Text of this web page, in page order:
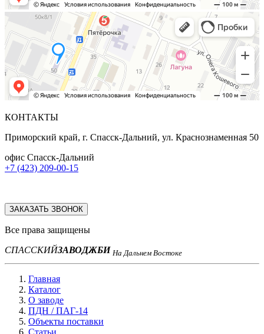
КОНТАКТЫ
Приморский край, г. Спасск-Дальний, ул. Краснознаменная 50
офис Спасск-Дальний
+7 (423) 209-00-15
ЗАКАЗАТЬ ЗВОНОК
Все права защищены
СПАССКИЙЗАВОДЖБИ На Дальнем Востоке
Главная
Каталог
О заводе
ПДН / ПАГ-14
Объекты поставки
Статьи